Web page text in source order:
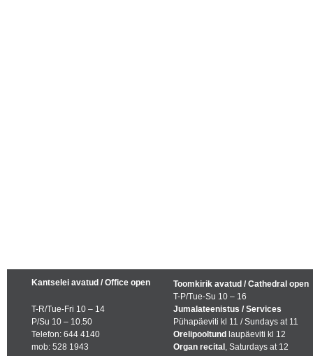
Kantselei avatud / Office open
T-R/Tue-Fri 10 – 14
P/Su 10 – 10.50
Telefon: 644 4140
mob: 528 1943
Toomkirik avatud / Cathedral open
T-P/Tue-Su 10 – 16
Jumalateenistus / Services
Pühapäeviti kl 11 / Sundays at 11
Orelipooltund laupäeviti kl 12
Organ recital , Saturdays at 12